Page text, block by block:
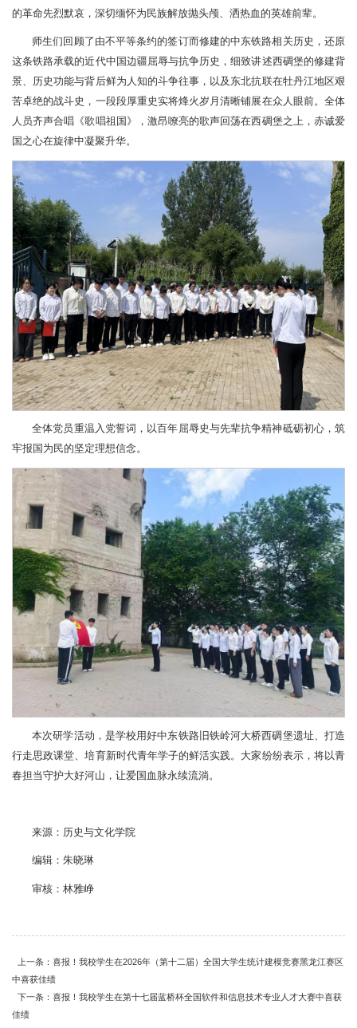
的革命先烈默哀，深切缅怀为民族解放抛头颅、洒热血的英雄前辈。
师生们回顾了由不平等条约的签订而修建的中东铁路相关历史，还原
这条铁路承载的近代中国边疆屈辱与抗争历史，细致讲述西碉堡的修建背
景、历史功能与背后鲜为人知的斗争往事，以及东北抗联在牡丹江地区艰
苦卓绝的战斗史，一段段厚重史实将烽火岁月清晰铺展在众人眼前。全体
人员齐声合唱《歌唱祖国》，激昂嘹亮的歌声回荡在西碉堡之上，赤诚爱
国之心在旋律中凝聚升华。
全体党员重温入党誓词，以百年屈辱史与先辈抗争精神砥砺初心，筑
牢报国为民的坚定理想信念。
本次研学活动，是学校用好中东铁路旧铁岭河大桥西碉堡遗址、打造
行走思政课堂、培育新时代青年学子的鲜活实践。大家纷纷表示，将以青
春担当守护大好河山，让爱国血脉永续流淌。
来源：历史与文化学院
编辑：朱晓琳
审核：林雅峥
上一条：喜报！我校学生在2026年（第十二届）全国大学生统计建模竞赛黑龙江赛区
中喜获佳绩
下一条：喜报！我校学生在第十七届蓝桥杯全国软件和信息技术专业人才大赛中喜获
佳绩